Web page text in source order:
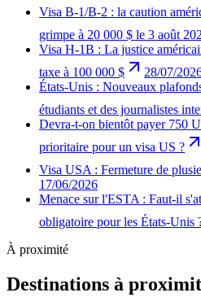
Visa B-1/B-2 : la caution
grimpe à 20 000 $ le 3 août
Visa H-1B : La justice
taxe à 100 000 $
28/07/
États-Unis : Nouveaux
étudiants et des journalistes
Devra-t-on bientôt payer 750
prioritaire pour un visa US ?
Visa USA : Fermeture de
17/06/2026
Menace sur l'ESTA : Faut-il
obligatoire pour les États-Unis
À proximité
Destinations à